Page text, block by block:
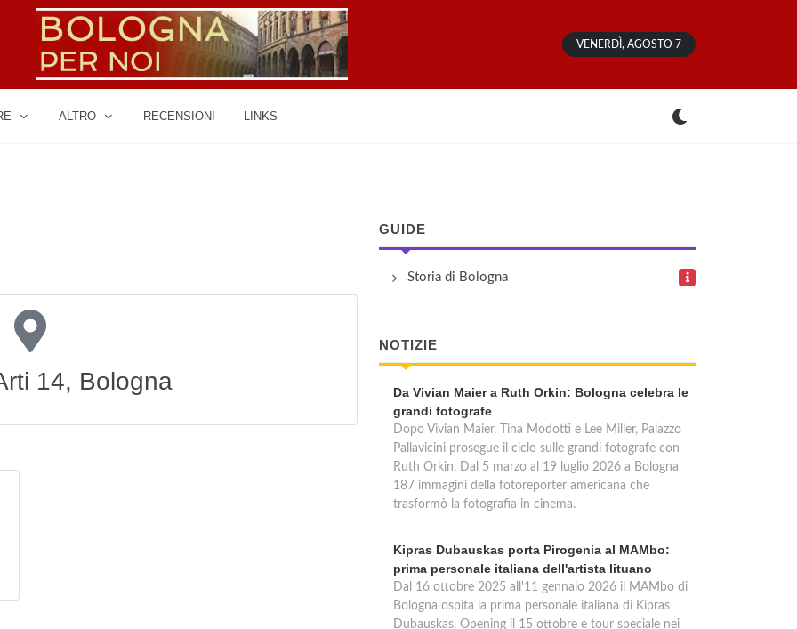
VENERDÌ, AGOSTO 7
ALTRO RECENSIONI LINKS
14, Bologna
GUIDE
Storia di Bologna
NOTIZIE
Da Vivian Maier a Ruth Orkin: Bologna celebra le
grandi fotografe
Dopo Vivian Maier, Tina Modotti e Lee Miller, Palazzo
Pallavicini prosegue il ciclo sulle grandi fotografe con
Ruth Orkin. Dal 5 marzo al 19 luglio 2026 a Bologna
187 immagini della fotoreporter americana che
trasformò la fotografia in cinema.
Kipras Dubauskas porta Pirogenia al MAMbo:
prima personale italiana dell'artista lituano
Dal 16 ottobre 2025 all'11 gennaio 2026 il MAMbo di
Bologna ospita la prima personale italiana di Kipras
Dubauskas. Opening il 15 ottobre e tour speciale nei